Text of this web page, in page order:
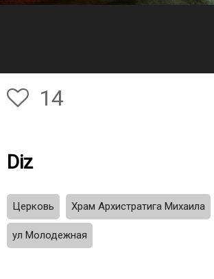
14
Diz
Церковь Храм Архистратига Михаила
ул Молодежная